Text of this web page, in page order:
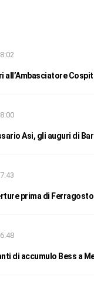
all’Ambasciatore
Asi, gli auguri di
prima di Ferragosto
di accumulo Bess a